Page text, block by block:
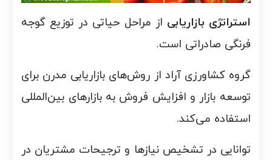
استراتژی بازاریابی از مراحل حیاتی در توزیع گوجه
فرنگی صادراتی است.
گروه کشاورزی آراد از روش‌های بازاریابی مدرن برای
توسعه بازار و افزایش فروش به بازارهای بین‌المللی
استفاده می‌کند.
توانایی در تشخیص نیازها و ترجیحات مشتریان در